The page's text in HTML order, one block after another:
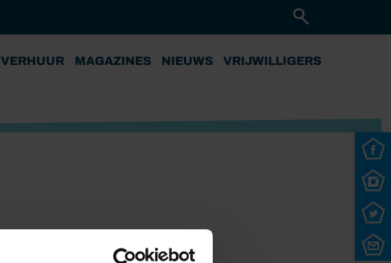
VERHUUR MAGAZINES NIEUWS VRIJWILLIGERS